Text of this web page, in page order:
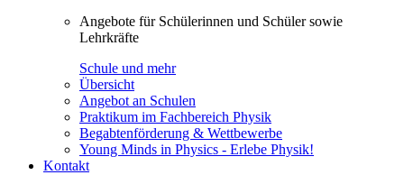
Angebote für Schülerinnen und Schüler sowie
Lehrkräfte
Schule und mehr
Übersicht
Angebot an Schulen
Praktikum im Fachbereich Physik
Begabtenförderung & Wettbewerbe
Young Minds in Physics - Erlebe Physik!
Kontakt